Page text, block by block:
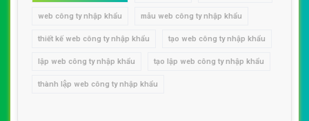
web công ty nhập khẩu mẫu web công ty nhập khẩu
thiết kế web công ty nhập khẩu tạo web công ty nhập khẩu
lập web công ty nhập khẩu tạo lập web công ty nhập khẩu
thành lập web công ty nhập khẩu